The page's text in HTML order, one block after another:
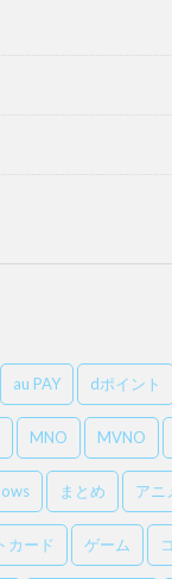
au PAY dポイント
MNO MVNO
まとめ アニ
カード ゲーム